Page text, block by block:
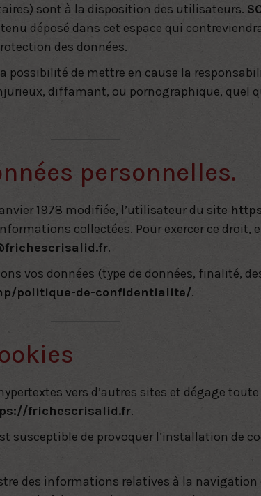
sont à la disposition des utilisateurs.
déposé dans cet espace qui
des données.
possibilité de mettre en cause la
diffamant, ou pornographique, quel
personnelles.
1978 modifiée, l’utilisateur du site
collectées. Pour exercer ce droit,
.
vos données (type de données, finalité,
politique-de-confidentialite/.
vers d’autres sites et dégage
frichescrisalid.fr.
susceptible de provoquer l’installation de
des informations relatives à la navigation